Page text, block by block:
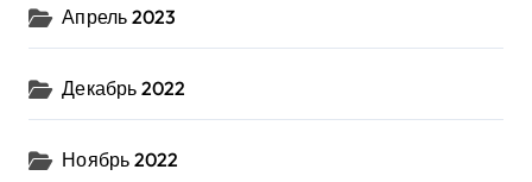
Апрель 2023
Декабрь 2022
Ноябрь 2022